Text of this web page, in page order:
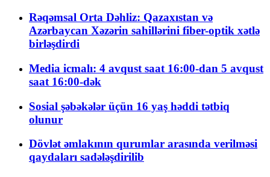
Rəqəmsal Orta Dəhliz: Qazaxıstan və
Azərbaycan Xəzərin sahillərini fiber-optik xətlə
birləşdirdi
Media icmalı: 4 avqust saat 16:00-dan 5 avqust
saat 16:00-dək
Sosial şəbəkələr üçün 16 yaş həddi tətbiq
olunur
Dövlət əmlakının qurumlar arasında verilməsi
qaydaları sadələşdirilib